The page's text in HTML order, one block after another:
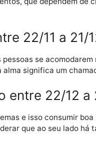
23/9 a 22/
pessoas precisam
atual sua alma
entre 23/9 a
isso devem ser
que